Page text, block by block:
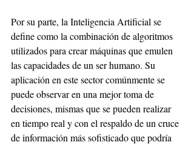
Por su parte, la Inteligencia Artificial se
define como la combinación de algoritmos
utilizados para crear máquinas que emulen
las capacidades de un ser humano. Su
aplicación en este sector comúnmente se
puede observar en una mejor toma de
decisiones, mismas que se pueden realizar
en tiempo real y con el respaldo de un cruce
de información más sofisticado que podría